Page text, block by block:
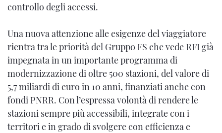
controllo degli accessi.
Una nuova attenzione alle esigenze del viaggiatore
rientra tra le priorità del Gruppo FS che vede RFI già
impegnata in un importante programma di
modernizzazione di oltre 500 stazioni, del valore di
5,7 miliardi di euro in 10 anni, finanziati anche con
fondi PNRR. Con l’espressa volontà di rendere le
stazioni sempre più accessibili, integrate con i
territori e in grado di svolgere con efficienza e